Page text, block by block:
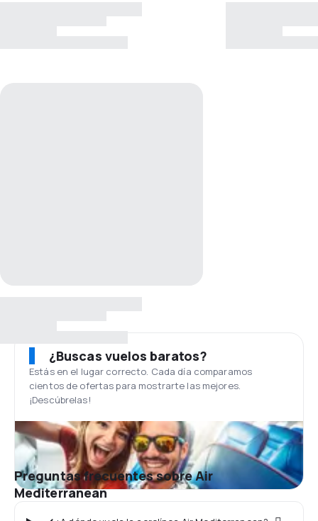
¿Buscas vuelos baratos?
Estás en el lugar correcto. Cada día comparamos
cientos de ofertas para mostrarte las mejores.
¡Descúbrelas!
Preguntas frecuentes sobre Air
Mediterranean